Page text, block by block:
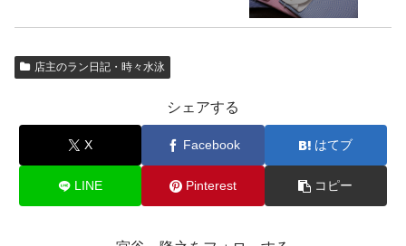
店主のラン日記・時々水泳
シェアする
X Facebook はてブ
LINE Pinterest コピー